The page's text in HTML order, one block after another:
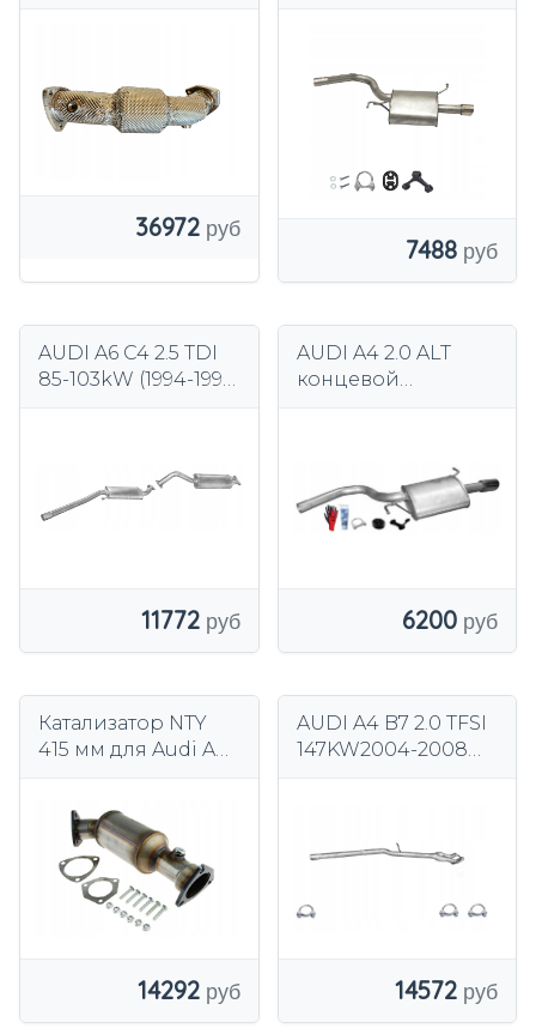
36972
7488
AUDI A6 C4 2.5 TDI
85-103kW (1994-1997
11772
AUDI A4 2.0 ALT
концевой
6200
Катализатор NTY
415 мм для Audi A4
14292
AUDI A4 B7 2.0 TFSI
147KW2004-2008
14572